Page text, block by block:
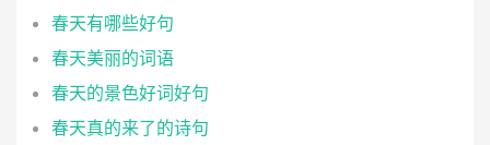
春天有哪些好句
春天美丽的词语
春天的景色好词好句
春天真的来了的诗句